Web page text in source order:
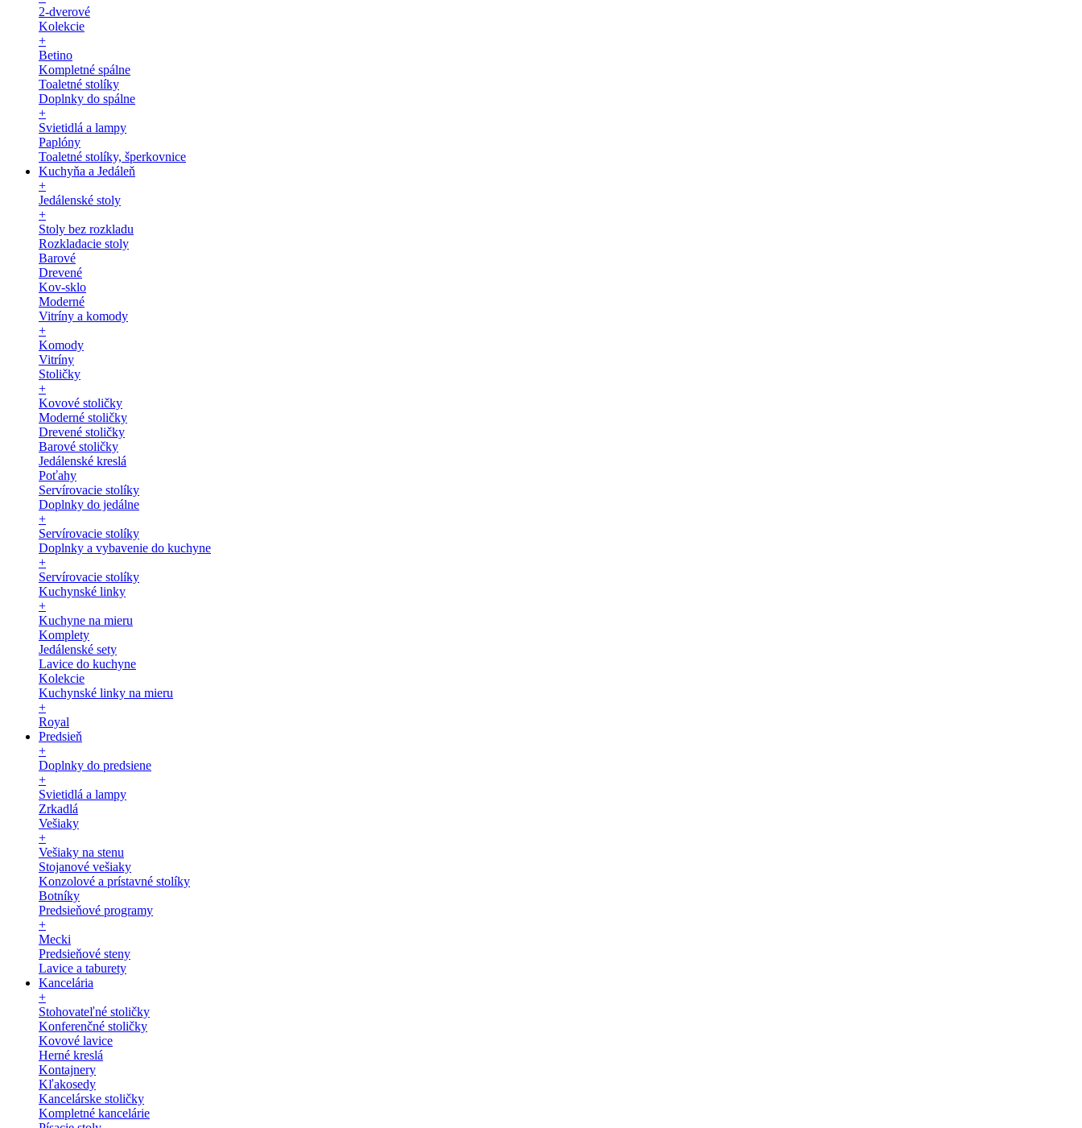
2-dverové
Kolekcie
+
Betino
Kompletné spálne
Toaletné stolíky
Doplnky do spálne
+
Svietidlá a lampy
Paplóny
Toaletné stolíky, šperkovnice
Kuchyňa a Jedáleň
+
Jedálenské stoly
+
Stoly bez rozkladu
Rozkladacie stoly
Barové
Drevené
Kov-sklo
Moderné
Vitríny a komody
+
Komody
Vitríny
Stoličky
+
Kovové stoličky
Moderné stoličky
Drevené stoličky
Barové stoličky
Jedálenské kreslá
Poťahy
Servírovacie stolíky
Doplnky do jedálne
+
Servírovacie stolíky
Doplnky a vybavenie do kuchyne
+
Servírovacie stolíky
Kuchynské linky
+
Kuchyne na mieru
Komplety
Jedálenské sety
Lavice do kuchyne
Kolekcie
Kuchynské linky na mieru
+
Royal
Predsieň
+
Doplnky do predsiene
+
Svietidlá a lampy
Zrkadlá
Vešiaky
+
Vešiaky na stenu
Stojanové vešiaky
Konzolové a prístavné stolíky
Botníky
Predsieňové programy
+
Mecki
Predsieňové steny
Lavice a taburety
Kancelária
+
Stohovateľné stoličky
Konferenčné stoličky
Kovové lavice
Herné kreslá
Kontajnery
Kľakosedy
Kancelárske stoličky
Kompletné kancelárie